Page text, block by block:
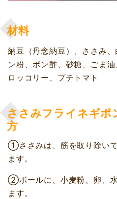
材料
納豆（丹念納豆）、ささみ
ン粉、ポン酢、砂糖、ごま
ロッコリー、プチトマト
ささみフライネギポ
方
①ささみは、筋を取り除い
ます。
②ボールに、小麦粉、卵、
ます。